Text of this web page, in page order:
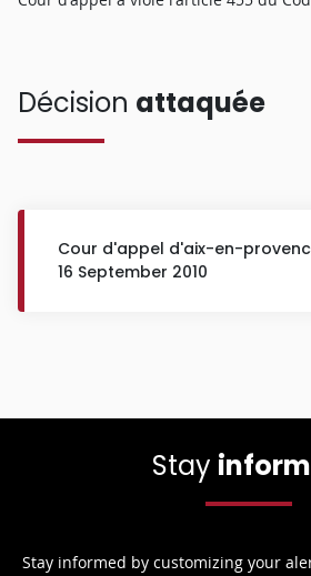
Décision attaquée
Cour d'appel d'aix-en-
16 September 2010
Stay
Stay informed by customizing your